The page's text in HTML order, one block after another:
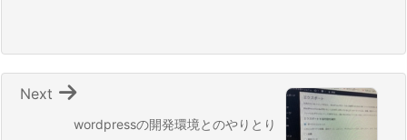
wordpressの開発環境とのやりとり
Next